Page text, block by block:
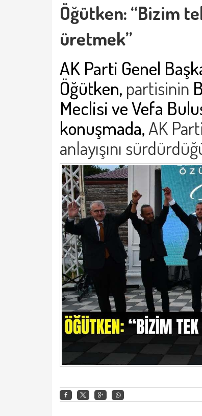
Öğütken: “Bizim
üretmek”
AK Parti Genel
Öğütken, partisinin
Meclisi ve Vefa
konuşmada,AK
anlayışını